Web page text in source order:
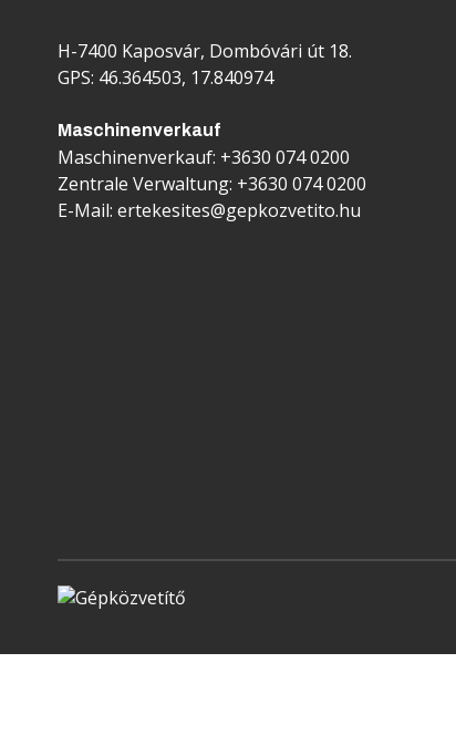
H-7400 Kaposvár, Dombóvári út 18.
GPS: 46.364503, 17.840974
Maschinenverkauf
Maschinenverkauf: +3630 074 0200
Zentrale Verwaltung: +3630 074 0200
E-Mail: ertekesites@gepkozvetito.hu